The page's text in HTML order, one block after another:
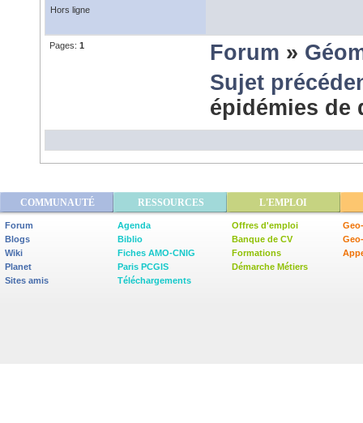
Hors ligne
Pages: 1 Forum »
Sujet
épidémies
COMMUNAUTÉ RESSOURCES L'EMPLOI
Forum
Blogs
Wiki
Planet
Sites amis
Agenda
Biblio
Fiches AMO-CNIG
Paris PCGIS
Téléchargements
Offres d'emploi
Banque de CV
Formations
Démarche Métiers